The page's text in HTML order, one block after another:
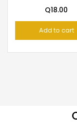
Q18.00
Add to cart